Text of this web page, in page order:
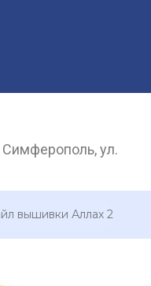
ул.
вышивки Аллах 2